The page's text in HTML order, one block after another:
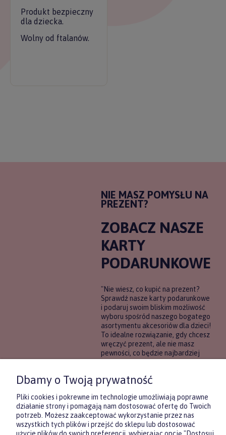
Produkt bezpieczny
dla dziecka.
Wolny od ftalanów.
NIE MASZ POMYSŁU NA
PREZENT?
ZOBACZ NASZE
KARTY
PODARUNKOWE
"Nie wiesz, co kupić na prezent?
Sprawdź nasze karty podarunkowe
i podaruj swoim bliskim możliwość
wyboru spośród naszego bogatego
asortymentu akcesoriów dla dzieci!
To idealne rozwiązanie, gdy chcesz
wręczyć prezent, ale nie masz
pewności, co będzie najbardziej
trafione.
Dbamy o Twoją prywatność
Pliki cookies i pokrewne im technologie umożliwiają poprawne
działanie strony i pomagają nam dostosować ofertę do Twoich
potrzeb. Możesz zaakceptować wykorzystanie przez nas
wszystkich tych plików i przejść do sklepu lub dostosować